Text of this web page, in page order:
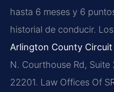
hasta 6 meses y 6
historial de conducir.
Arlington County
N. Courthouse Rd, Suite
22201. Law Offices Of